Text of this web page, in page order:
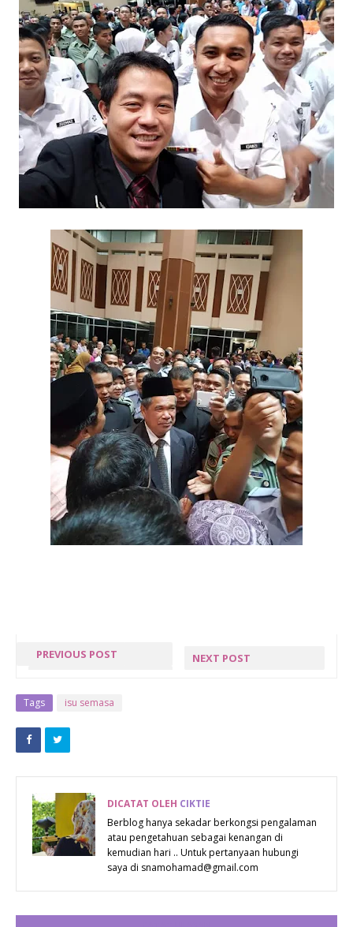
PREVIOUS POST
SEKADAR
RENUNGAN
NEXT POST
TAHAN 10
Tags isu semasa
DICATAT OLEH CIKTIE
Berblog hanya sekadar berkongsi pengalaman
atau pengetahuan sebagai kenangan di
kemudian hari .. Untuk pertanyaan hubungi
saya di snamohamad@gmail.com